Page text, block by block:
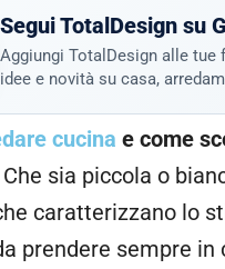
Segui TotalDesign su
Aggiungi TotalDesign alle
idee e novità su casa,
cucina e come
Che sia piccola o
caratterizzano lo
prendere sempre in